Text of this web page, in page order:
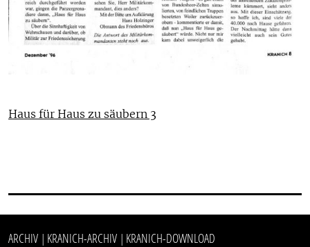
Haus für Haus zu säubern 3
ARCHIV | KRANICH-ARCHIV | KRANICH-DOWNLOAD